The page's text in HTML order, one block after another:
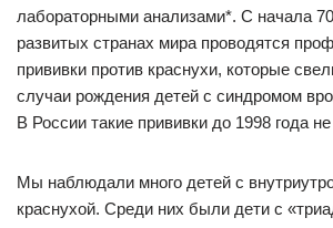
лабораторными анализами*. С начала
развитых странах мира проводятся
прививки против краснухи, которые
случаи рождения детей с синдромом
В России такие прививки до 1998 года
Мы наблюдали много детей с
краснухой. Среди них были дети с